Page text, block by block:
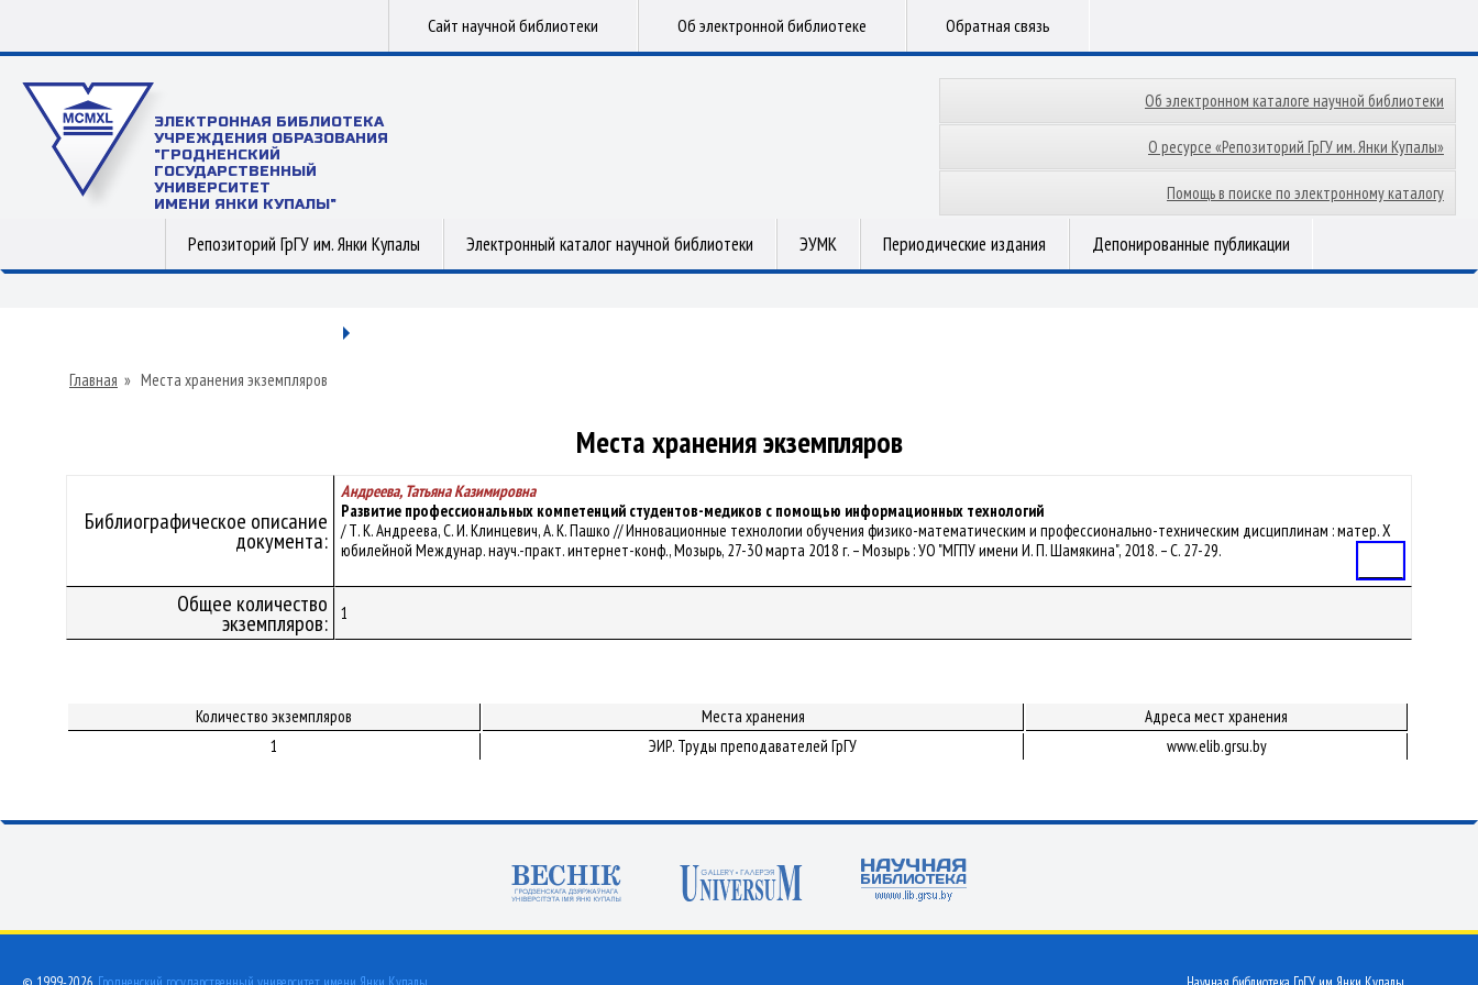
Сайт научной библиотеки Об электронной библиотеке Обратная связь
ЭЛЕКТРОННАЯ БИБЛИОТЕКА
УЧРЕЖДЕНИЯ ОБРАЗОВАНИЯ
"ГРОДНЕНСКИЙ
ГОСУДАРСТВЕННЫЙ
УНИВЕРСИТЕТ
ИМЕНИ ЯНКИ КУПАЛЫ"
Об электронном каталоге научной библиотеки
О ресурсе «Репозиторий ГрГУ им. Янки Купалы»
Помощь в поиске по электронному каталогу
Репозиторий ГрГУ им. Янки Купалы Электронный каталог научной библиотеки ЭУМК Периодические издания Депонированные публикации
Главная » Места хранения экземпляров
Места хранения экземпляров
Библиографическое описание
документа:
Андреева, Татьяна Казимировна
Развитие профессиональных компетенций студентов-медиков с помощью информационных технологий
/ Т. К. Андреева, С. И. Клинцевич, А. К. Пашко // Инновационные технологии обучения физико-математическим и профессионально-техническим дисциплинам : матер. Х
юбилейной Междунар. науч.-практ. интернет-конф., Мозырь, 27-30 марта 2018 г. – Мозырь : УО "МГПУ имени И. П. Шамякина", 2018. – С. 27-29.
Общее количество
экземпляров: 1
Количество экземпляров Места хранения
Адреса мест хранения
1
ЭИР. Труды преподавателей ГрГУ www.elib.grsu.by